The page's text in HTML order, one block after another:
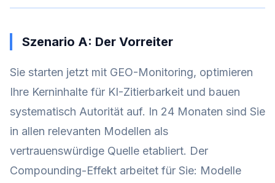
Szenario A: Der Vorreiter
Sie starten jetzt mit GEO-Monitoring, optimieren
Ihre Kerninhalte für KI-Zitierbarkeit und bauen
systematisch Autorität auf. In 24 Monaten sind Sie
in allen relevanten Modellen als
vertrauenswürdige Quelle etabliert. Der
Compounding-Effekt arbeitet für Sie: Modelle